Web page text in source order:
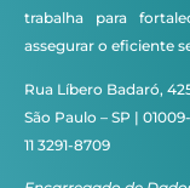
trabalha para
assegurar o eficiente
Rua Líbero Badaró,
São Paulo – SP |
11 3291-8709